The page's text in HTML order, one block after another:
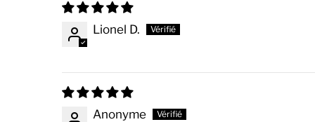
Lionel D.
Anonyme